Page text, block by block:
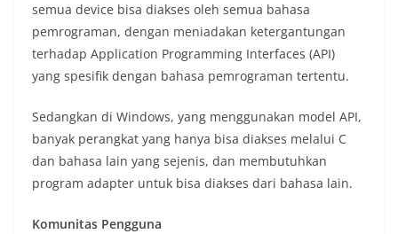
semua device bisa diakses oleh semua bahasa
pemrograman, dengan meniadakan ketergantungan
terhadap Application Programming Interfaces (API)
yang spesifik dengan bahasa pemrograman tertentu.
Sedangkan di Windows, yang menggunakan model API,
banyak perangkat yang hanya bisa diakses melalui C
dan bahasa lain yang sejenis, dan membutuhkan
program adapter untuk bisa diakses dari bahasa lain.
Komunitas Pengguna